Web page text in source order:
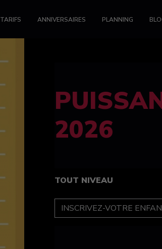
TARIFS ANNIVERSAIRES PLANNING
FELINE
féminine
TOUT NIVEAU
INSCRIPTION